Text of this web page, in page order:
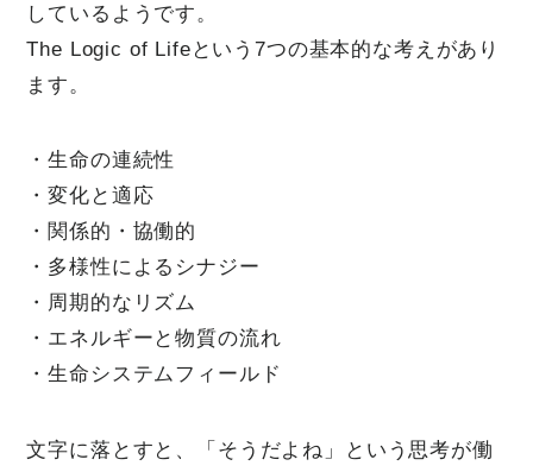
しているようです。
The Logic of Lifeという7つの基本的な考えがあり
ます。
・生命の連続性
・変化と適応
・関係的・協働的
・多様性によるシナジー
・周期的なリズム
・エネルギーと物質の流れ
・生命システムフィールド
文字に落とすと、「そうだよね」という思考が働